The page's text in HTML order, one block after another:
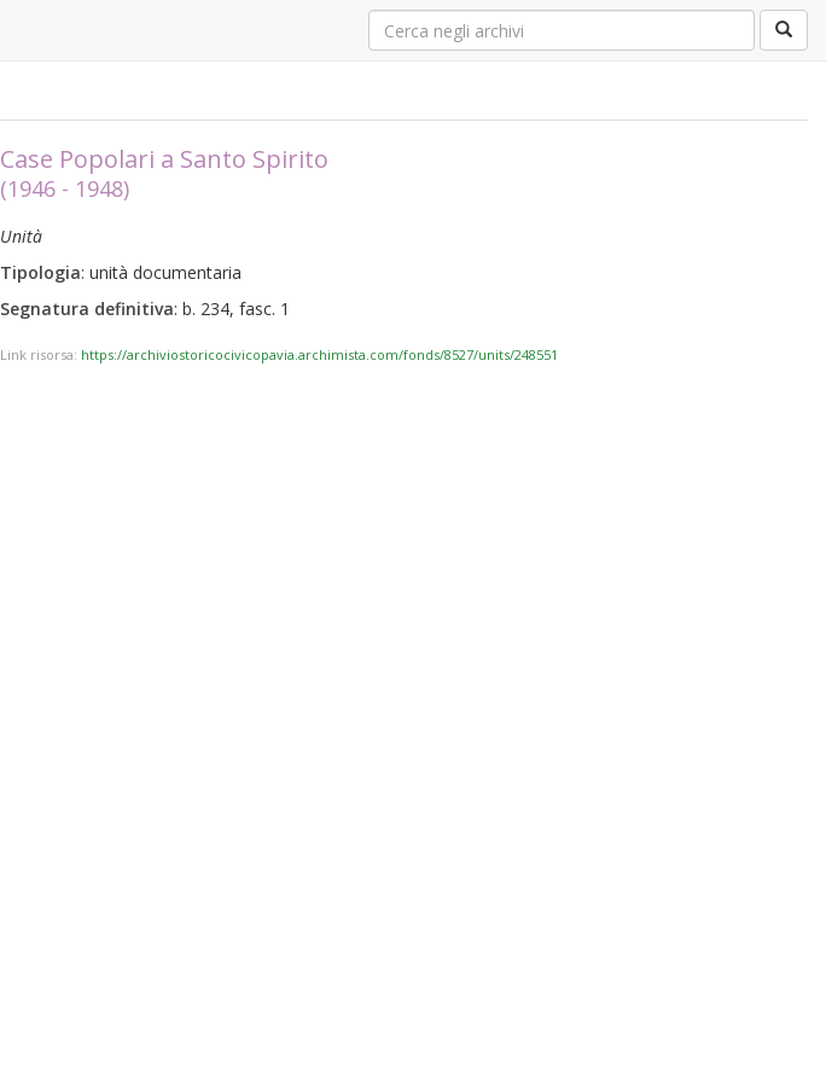
Case Popolari a Santo Spirito
(1946 - 1948)
Unità
Tipologia: unità documentaria
Segnatura definitiva: b. 234, fasc. 1
Link risorsa: https://archiviostoricocivicopavia.archimista.com/fonds/8527/units/248551